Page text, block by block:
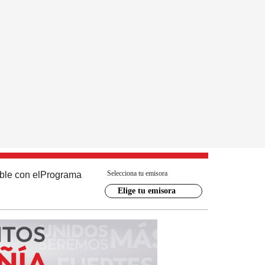
con el Programa Selecciona tu emisora
Elige tu emisora